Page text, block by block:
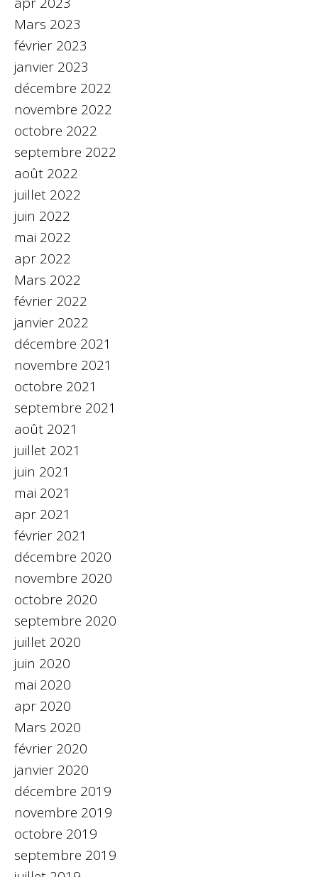
Mars 2023
février 2023
janvier 2023
décembre 2022
novembre 2022
octobre 2022
septembre 2022
août 2022
juillet 2022
juin 2022
mai 2022
apr 2022
Mars 2022
février 2022
janvier 2022
décembre 2021
novembre 2021
octobre 2021
septembre 2021
août 2021
juillet 2021
juin 2021
mai 2021
apr 2021
février 2021
décembre 2020
novembre 2020
octobre 2020
septembre 2020
juillet 2020
juin 2020
mai 2020
apr 2020
Mars 2020
février 2020
janvier 2020
décembre 2019
novembre 2019
octobre 2019
septembre 2019